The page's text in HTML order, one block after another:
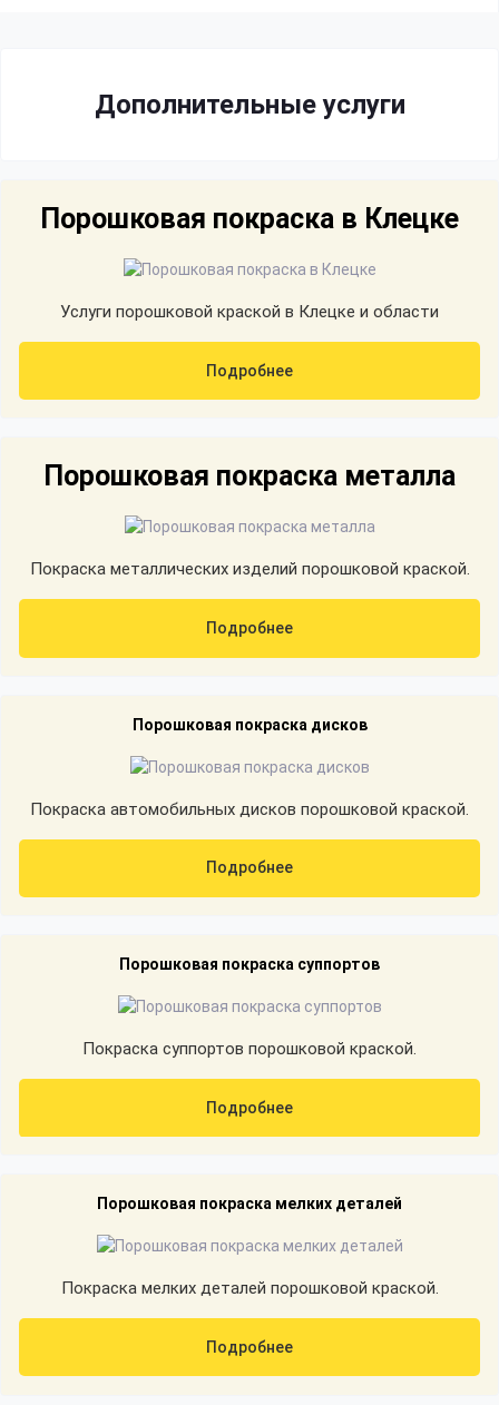
Дополнительные услуги
Порошковая покраска в Клецке
Услуги порошковой краской в Клецке и области
Подробнее
Порошковая покраска металла
Покраска металлических изделий порошковой краской.
Подробнее
Порошковая покраска дисков
Покраска автомобильных дисков порошковой краской.
Подробнее
Порошковая покраска суппортов
Покраска суппортов порошковой краской.
Подробнее
Порошковая покраска мелких деталей
Покраска мелких деталей порошковой краской.
Подробнее